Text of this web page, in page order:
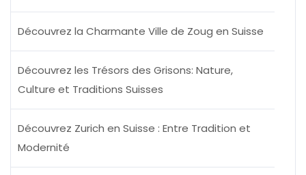
Découvrez la Charmante Ville de Zoug en Suisse
Découvrez les Trésors des Grisons: Nature,
Culture et Traditions Suisses
Découvrez Zurich en Suisse : Entre Tradition et
Modernité